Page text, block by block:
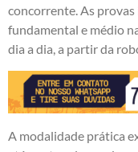
concorrente. As
fundamental e médio
dia a dia, a partir da
A modalidade prática